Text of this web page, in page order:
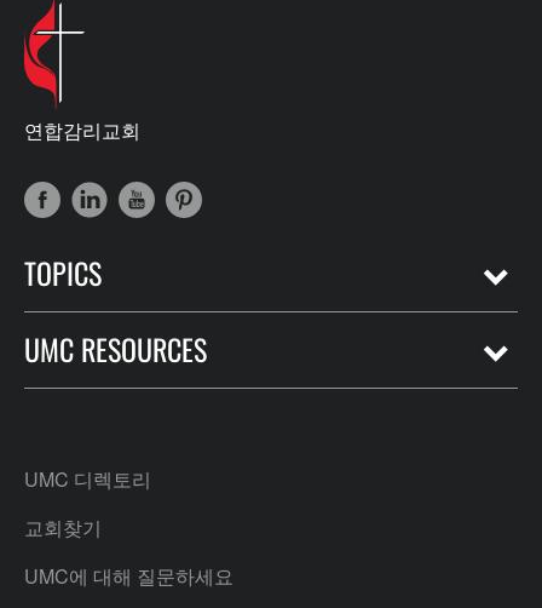
연합감리교회
TOPICS
UMC RESOURCES
UMC 디렉토리
교회찾기
UMC에 대해 질문하세요